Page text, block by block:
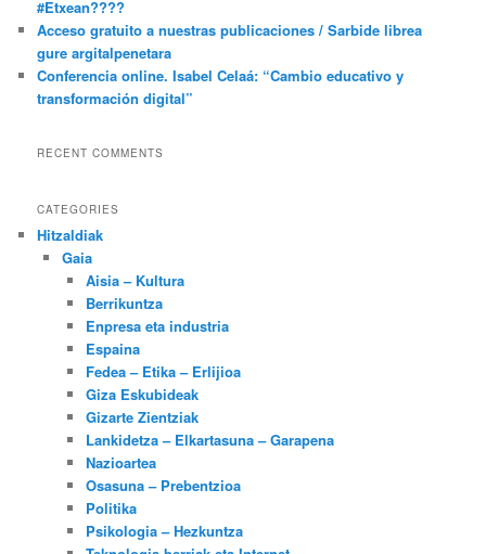
#Etxean????
Acceso gratuito a nuestras publicaciones / Sarbide librea
gure argitalpenetara
Conferencia online. Isabel Celaá: “Cambio educativo y
transformación digital”
RECENT COMMENTS
CATEGORIES
Hitzaldiak
Gaia
Aisia – Kultura
Berrikuntza
Enpresa eta industria
Espaina
Fedea – Etika – Erlijioa
Giza Eskubideak
Gizarte Zientziak
Lankidetza – Elkartasuna – Garapena
Nazioartea
Osasuna – Prebentzioa
Politika
Psikologia – Hezkuntza